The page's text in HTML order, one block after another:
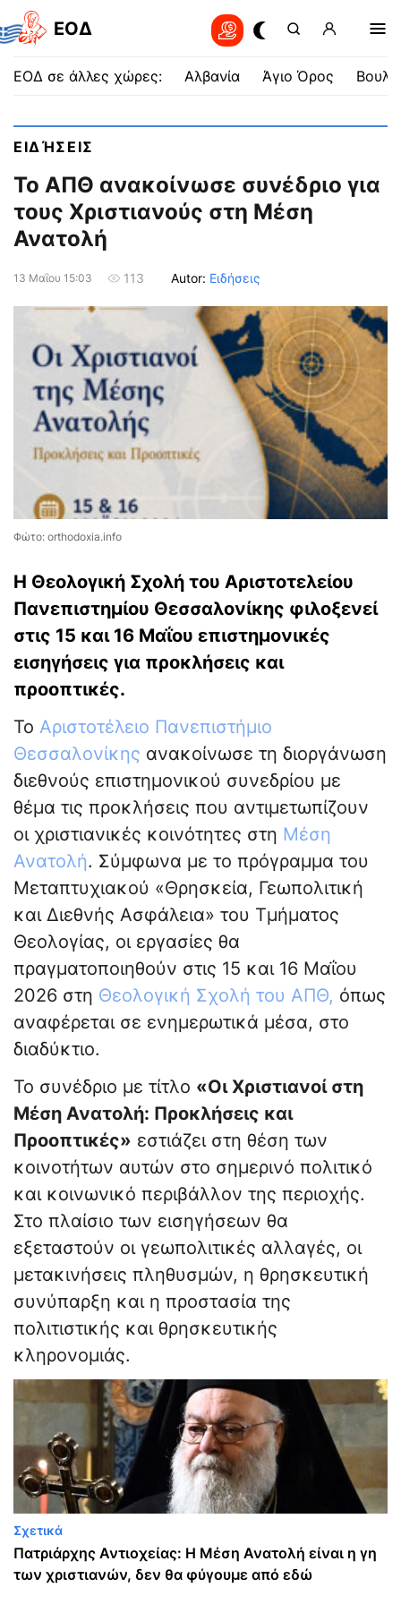
EOΔ
ΕΟΔ σε άλλες χώρες: Αλβανία Άγιο Όρος
ΕΙΔΉΣΕΙΣ
Το ΑΠΘ ανακοίνωσε συνέδριο για
τους Χριστιανούς στη Μέση
Ανατολή
13 Μαΐου 15:03 113 Autor: Ειδήσεις
Φώτο: orthodoxia.info
Η Θεολογική Σχολή του Αριστοτελείου
Πανεπιστημίου Θεσσαλονίκης φιλοξενεί
στις 15 και 16 Μαΐου επιστημονικές
εισηγήσεις για προκλήσεις και
προοπτικές.
Το Αριστοτέλειο Πανεπιστήμιο
Θεσσαλονίκης ανακοίνωσε τη διοργάνωση
διεθνούς επιστημονικού συνεδρίου με
θέμα τις προκλήσεις που αντιμετωπίζουν
οι χριστιανικές κοινότητες στη Μέση
Ανατολή. Σύμφωνα με το πρόγραμμα του
Μεταπτυχιακού «Θρησκεία, Γεωπολιτική
και Διεθνής Ασφάλεια» του Τμήματος
Θεολογίας, οι εργασίες θα
πραγματοποιηθούν στις 15 και 16 Μαΐου
2026 στη Θεολογική Σχολή του ΑΠΘ, όπως
αναφέρεται σε ενημερωτικά μέσα, στο
διαδύκτιο.
Το συνέδριο με τίτλο «Οι Χριστιανοί στη
Μέση Ανατολή: Προκλήσεις και
Προοπτικές» εστιάζει στη θέση των
κοινοτήτων αυτών στο σημερινό πολιτικό
και κοινωνικό περιβάλλον της περιοχής.
Στο πλαίσιο των εισηγήσεων θα
εξεταστούν οι γεωπολιτικές αλλαγές, οι
μετακινήσεις πληθυσμών, η θρησκευτική
συνύπαρξη και η προστασία της
πολιτιστικής και θρησκευτικής
κληρονομιάς.
Σχετικά
Πατριάρχης Αντιοχείας: Η Μέση Ανατολή είναι η γη
των χριστιανών, δεν θα φύγουμε από εδώ